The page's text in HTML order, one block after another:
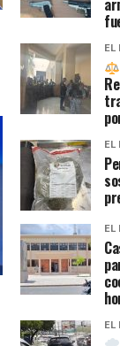
EL
EL
EL
EL